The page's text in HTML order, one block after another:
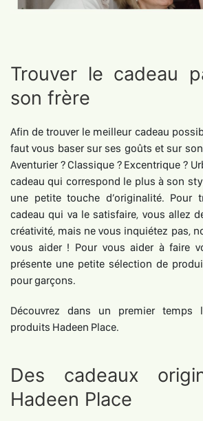
Trouver le cadeau
son frère
Afin de trouver le meilleur cadeau
faut vous baser sur ses goûts et sur
Aventurier ? Classique ? Excentrique ?
cadeau qui correspond le plus à son
une petite touche d’originalité. Pour
cadeau qui va le satisfaire, vous allez
créativité, mais ne vous inquiétez pas,
vous aider ! Pour vous aider à faire
présente une petite sélection de
pour garçons.
Découvrez dans un premier temps
produits Hadeen Place.
Des cadeaux
Hadeen Place